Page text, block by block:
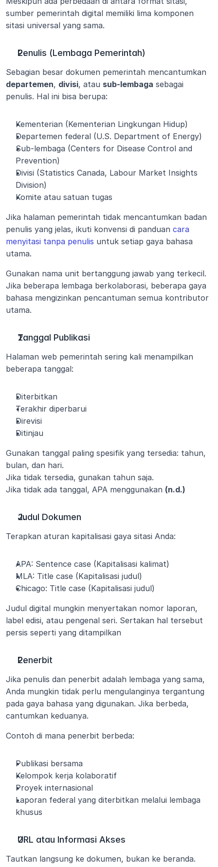
sumber pemerintah digital memiliki lima komponen
sitasi universal yang sama.
Penulis (Lembaga Pemerintah)
departemen, divisi, atau sub-lembaga sebagai
penulis. Hal ini bisa berupa:
Kementerian (Kementerian Lingkungan Hidup)
Departemen federal (U.S. Department of Energy)
Sub-lembaga (Centers for Disease Control and
Prevention)
Divisi (Statistics Canada, Labour Market Insights
Division)
Komite atau satuan tugas
Jika halaman pemerintah tidak mencantumkan badan
penulis yang jelas, ikuti konvensi di panduan cara
menyitasi tanpa penulis untuk setiap gaya bahasa
utama.
Gunakan nama unit bertanggung jawab yang terkecil.
Jika beberapa lembaga berkolaborasi, beberapa gaya
bahasa mengizinkan pencantuman semua kontributor
utama.
Tanggal Publikasi
Halaman web pemerintah sering kali menampilkan
beberapa tanggal:
Diterbitkan
Terakhir diperbarui
Direvisi
Ditinjau
Gunakan tanggal paling spesifik yang tersedia: tahun,
bulan, dan hari.
Jika tidak tersedia, gunakan tahun saja.
Jika tidak ada tanggal, APA menggunakan (n.d.)
Judul Dokumen
Terapkan aturan kapitalisasi gaya sitasi Anda:
APA: Sentence case (Kapitalisasi kalimat)
MLA: Title case (Kapitalisasi judul)
Chicago: Title case (Kapitalisasi judul)
Judul digital mungkin menyertakan nomor laporan,
label edisi, atau pengenal seri. Sertakan hal tersebut
persis seperti yang ditampilkan
Penerbit
Jika penulis dan penerbit adalah lembaga yang sama,
Anda mungkin tidak perlu mengulanginya tergantung
pada gaya bahasa yang digunakan. Jika berbeda,
cantumkan keduanya.
Contoh di mana penerbit berbeda:
Publikasi bersama
Kelompok kerja kolaboratif
Proyek internasional
Laporan federal yang diterbitkan melalui lembaga
khusus
URL atau Informasi Akses
Tautkan langsung ke dokumen, bukan ke beranda.